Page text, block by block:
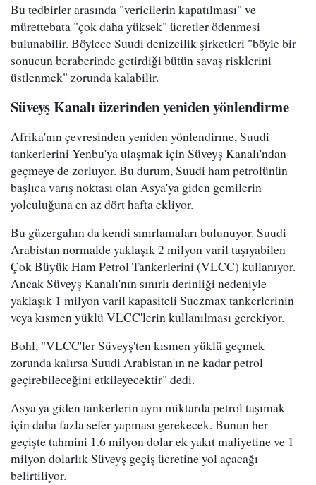
Bu tedbirler arasında "vericilerin kapatılması" ve
mürettebata "çok daha yüksek" ücretler ödenmesi
bulunabilir. Böylece Suudi denizcilik şirketleri "böyle bir
sonucun beraberinde getirdiği bütün savaş risklerini
üstlenmek" zorunda kalabilir.
Süveyş Kanalı üzerinden yeniden yönlendirme
Afrika'nın çevresinden yeniden yönlendirme, Suudi
tankerlerini Yenbu'ya ulaşmak için Süveyş Kanalı'ndan
geçmeye de zorluyor. Bu durum, Suudi ham petrolünün
başlıca varış noktası olan Asya'ya giden gemilerin
yolculuğuna en az dört hafta ekliyor.
Bu güzergahın da kendi sınırlamaları bulunuyor. Suudi
Arabistan normalde yaklaşık 2 milyon varil taşıyabilen
Çok Büyük Ham Petrol Tankerlerini (VLCC) kullanıyor.
Ancak Süveyş Kanalı'nın sınırlı derinliği nedeniyle
yaklaşık 1 milyon varil kapasiteli Suezmax tankerlerinin
veya kısmen yüklü VLCC'lerin kullanılması gerekiyor.
Bohl, "VLCC'ler Süveyş'ten kısmen yüklü geçmek
zorunda kalırsa Suudi Arabistan'ın ne kadar petrol
geçirebileceğini etkileyecektir" dedi.
Asya'ya giden tankerlerin aynı miktarda petrol taşımak
için daha fazla sefer yapması gerekecek. Bunun her
geçişte tahmini 1.6 milyon dolar ek yakıt maliyetine ve 1
milyon dolarlık Süveyş geçiş ücretine yol açacağı
belirtiliyor.